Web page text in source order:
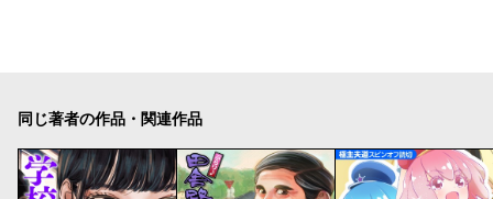
同じ著者の作品・関連作品